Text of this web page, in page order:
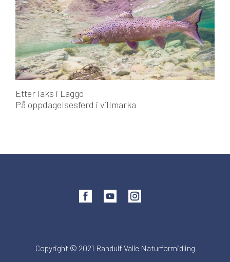
Etter laks i Laggo
På oppdagelsesferd i villmarka
Copyright © 2021 Randulf Valle Naturformidling